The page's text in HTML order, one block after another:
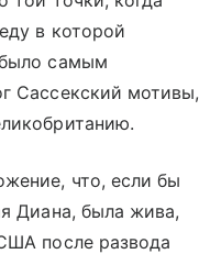
в которой
самым
Сассекский мотивы,
что, если бы
Диана, была жива,
после развода